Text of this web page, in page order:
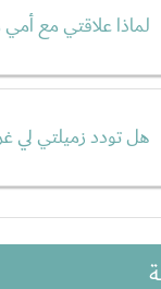
لماذا علاقتي مع أمي
هل تودد زميلتي لي